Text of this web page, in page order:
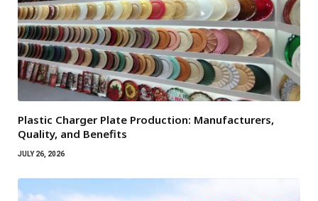
Plastic Charger Plate Production: Manufacturers,
Quality, and Benefits
JULY 26, 2026